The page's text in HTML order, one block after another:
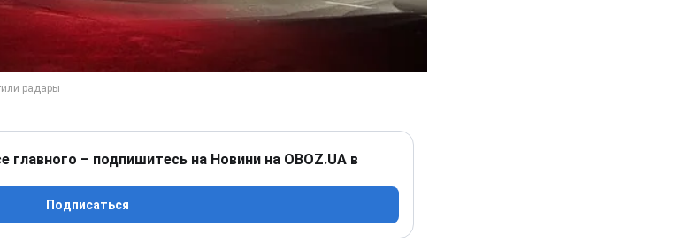
главного – подпишитесь на Новини на OBOZ.UA в
Подписаться